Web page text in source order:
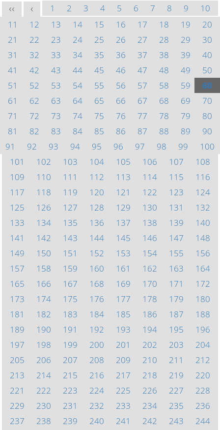
<< < 1 2 3 4 5 6 7 8 9
10
11
12 13 14 15 16 17 18 19
20
21
22 23 24 25 26 27 28 29
30
31
32 33 34 35 36 37 38 39
40
41
42 43 44 45 46 47 48 49
50
51
52 53 54 55 56 57 58 59
60
61
62 63 64 65 66 67 68 69
70
71
72 73 74 75 76 77 78 79
80
81
82 83 84 85 86 87 88 89
90
91
92 93 94 95 96 97 98 99
100
101
102 103 104 105 106 107
108
109
110 111 112 113 114 115
116
117
118 119 120 121 122 123
124
125
126 127 128 129 130 131
132
133
134 135 136 137 138 139
140
141
142 143 144 145 146 147
148
149
150 151 152 153 154 155
156
157
158 159 160 161 162 163
164
165
166 167 168 169 170 171
172
173
174 175 176 177 178 179
180
181
182 183 184 185 186 187
188
189
190 191 192 193 194 195
196
197
198 199 200 201 202 203
204
205
206 207 208 209 210 211
212
213
214 215 216 217 218 219
220
221
222 223 224 225 226 227
228
229
230 231 232 233 234 235
236
237
238 239 240 241 242 243
244